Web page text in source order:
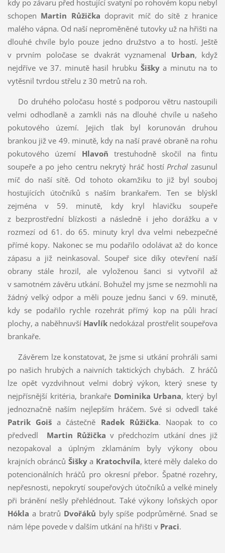
kdy po závaru před hostující svatyní po rohovém kopu nebyl
schopen Martin Růžička dopravit míč do sítě z hranice
malého vápna. Od naší neproměněné tutovky už na hřišti na
dlouhé chvíle bylo pouze jedno družstvo a to hostí. Ještě
v prvním poločase se dvakrát vyznamenal Urban, když
nejdříve ve 37. minutě hasil hrubku Šiškya minutu na to
vytěsnil tvrdou střelu z 30 metrů na roh.
Do druhého poločasu hosté s podporou větru nastoupili
velmi odhodlaně a zamkli nás na dlouhé chvíle u našeho
pokutového území. Jejich tlak byl korunován druhou
brankou již ve 49. minutě, kdy na naší pravé obraně na rohu
pokutového území Hlavoň trestuhodně skočil na fintu
soupeře a po jeho centru nekrytý hráč hostíPrchal zasunul
míč do naší sítě. Od tohoto okamžiku to již byl souboj
hostujících útočníků s naším brankařem. Ten se blýskl
zejména v 59. minutě, kdy kryl hlavičku soupeře
z bezprostřední blízkosti a následně i jeho dorážku a v
rozmezí od 61. do 65. minuty kryl dva velmi nebezpečné
přímé kopy. Nakonec se mu podařilo odolávat až do konce
zápasu a již neinkasoval. Soupeř sice díky otevření naší
obrany stále hrozil, ale vyloženou šanci si vytvořil až
v samotném závěru utkání. Bohužel my jsme se nezmohli na
žádný velký odpor a měli pouze jednu šanci v 69. minutě,
kdy se podařilo rychle rozehrát přímý kop na půli hrací
plochy, a naběhnuvšíHavlík nedokázal prostřelit soupeřova
brankaře.
Závěrem lze konstatovat, že jsme si utkání prohráli sami
po našich hrubých a naivních taktických chybách. Z hráčů
lze opět vyzdvihnout velmi dobrý výkon, který snese ty
nejpřísnější kritéria, brankaře Dominika Urbana, který byl
jednoznačně naším nejlepším hráčem. Své si odvedl také
Patrik Goiš a částečně Radek Růžička. Naopak to co
předvedl Martin Růžička v předchozím utkání dnes již
nezopakoval a úplným zklamáním byly výkony obou
krajních obránců Šiškya Kratochvíla, které měly daleko do
potencionálních hráčů pro okresní přebor. Špatné rozehry,
nepřesnosti, nepokrytí soupeřových útočníků a velké minely
při bránění nešly přehlédnout. Také výkony loňských opor
Hókla a bratrů Dvořáků byly spíše podprůměrné. Snad se
nám lépe povede v dalším utkání na hřišti v Praci.